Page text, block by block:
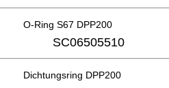
O-Ring S67 DPP200
SC06505510
Dichtungsring DPP200